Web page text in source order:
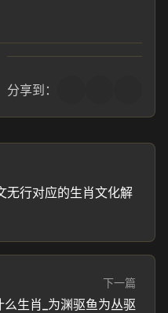
分享到：
无行对应的生肖文化解
下一篇
生肖_为渊驱鱼为丛驱